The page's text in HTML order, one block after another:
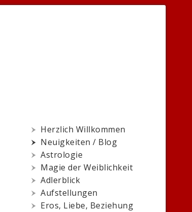
Herzlich Willkommen
Neuigkeiten / Blog
Astrologie
Magie der Weiblichkeit
Adlerblick
Aufstellungen
Eros, Liebe, Beziehung